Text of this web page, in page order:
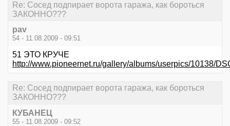
Re: Сосед подпирает ворота гаража, как бороться
ЗАКОННО???
pav
54 - 11.08.2009 - 09:51
51 ЭТО КРУЧЕ
http://www.pioneernet.ru/gallery/albums/userpics/10138/
Re: Сосед подпирает ворота гаража, как бороться
ЗАКОННО???
КУБАНЕЦ
55 - 11.08.2009 - 09:52